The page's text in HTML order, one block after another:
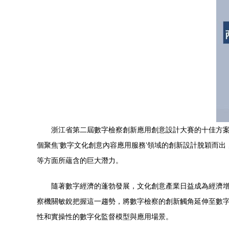
浙江省第二屆數字檢察創新應用創意設計大賽的十佳方
個聚焦‘數字文化創意內容應用服務’領域的創新設計脫穎而
等方面所蘊含的巨大潛力。
隨著數字經濟的蓬勃發展，文化創意產業日益成為經濟
察機關敏銳把握這一趨勢，將數字檢察的創新觸角延伸至數
性和實操性的數字化監督模型與應用場景。